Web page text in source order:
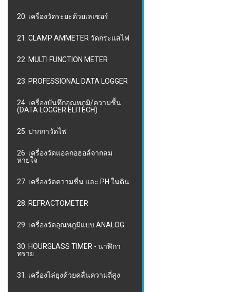
20. เครื่องวัดระยะด้วยเลเซอร์
21. CLAMP AMMETER วัดกระแสไฟ
22. MULTI FUNCTION METER
23. PROFESSIONAL DATA LOGGER
24. เครื่องบันทึกอุณหภูมิ/ความชื้น
(DATA LOGGER ELITECH)
25. ปากกาวัดไฟ
26. เครื่องวัดแอลกอฮอล์จากลม
หายใจ
27. เครื่องวัดความชื่น และ PH ในดิน
28. REFRACTOMETER
29. เครื่องวัดอุณหภูมิแบบ ANALOG
30. HOURGLASS TIMER - นาฬิกา
ทราย
31. เครื่องไล่ยุงด้วยคลื่นความถี่สูง